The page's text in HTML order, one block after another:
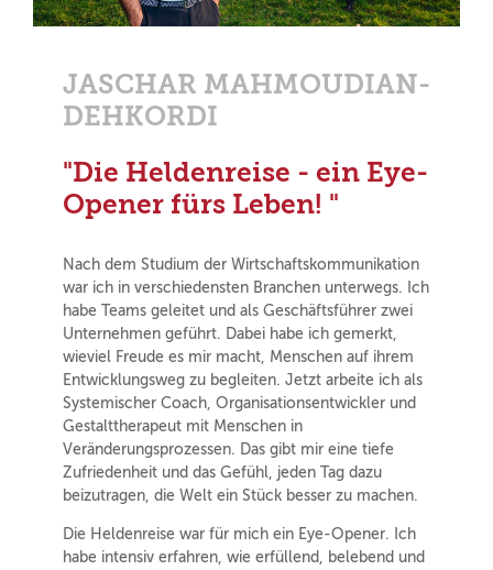
JASCHAR MAHMOUDIAN-
DEHKORDI
"Die Heldenreise - ein Eye-
Opener fürs Leben! "
Nach dem Studium der Wirtschaftskommunikation
war ich in verschiedensten Branchen unterwegs. Ich
habe Teams geleitet und als Geschäftsführer zwei
Unternehmen geführt. Dabei habe ich gemerkt,
wieviel Freude es mir macht, Menschen auf ihrem
Entwicklungsweg zu begleiten. Jetzt arbeite ich als
Systemischer Coach, Organisationsentwickler und
Gestalttherapeut mit Menschen in
Veränderungsprozessen. Das gibt mir eine tiefe
Zufriedenheit und das Gefühl, jeden Tag dazu
beizutragen, die Welt ein Stück besser zu machen.
Die Heldenreise war für mich ein Eye-Opener. Ich
habe intensiv erfahren, wie erfüllend, belebend und